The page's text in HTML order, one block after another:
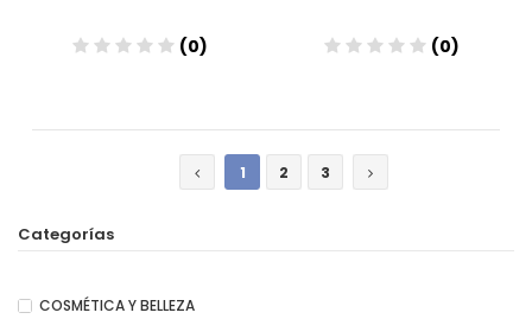
(0) (0)
1
2 3
Categorías
COSMÉTICA Y BELLEZA